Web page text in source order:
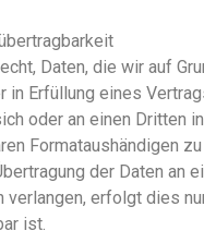
Daten, die wir auf
in Erfüllung eines
oder an einen Dritten
Formataushändigen
der Daten an
verlangen, erfolgt dies
ist.